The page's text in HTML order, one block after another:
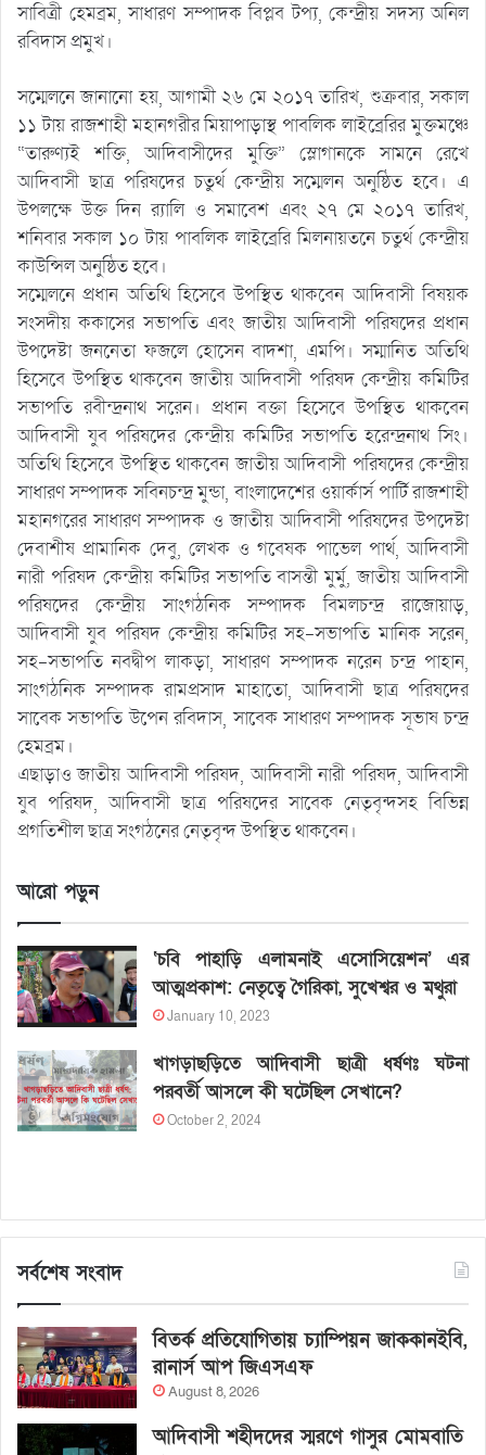
সাবিত্রী হেমব্রম, সাধারণ সম্পাদক বিপ্লব টপ্য, কেন্দ্রীয় সদস্য অনিল
রবিদাস প্রমুখ।
সম্মেলনে জানানো হয়, আগামী ২৬ মে ২০১৭ তারিখ, শুক্রবার, সকাল
১১ টায় রাজশাহী মহানগরীর মিয়াপাড়াস্থ পাবলিক লাইব্রেরির মুক্তমঞ্চে
“তারুণ্যই শক্তি, আদিবাসীদের মুক্তি” স্লোগানকে সামনে রেখে
আদিবাসী ছাত্র পরিষদের চতুর্থ কেন্দ্রীয় সম্মেলন অনুষ্ঠিত হবে। এ
উপলক্ষে উক্ত দিন র‌্যালি ও সমাবেশ এবং ২৭ মে ২০১৭ তারিখ,
শনিবার সকাল ১০ টায় পাবলিক লাইব্রেরি মিলনায়তনে চতুর্থ কেন্দ্রীয়
কাউন্সিল অনুষ্ঠিত হবে।
সম্মেলনে প্রধান অতিথি হিসেবে উপস্থিত থাকবেন আদিবাসী বিষয়ক
সংসদীয় ককাসের সভাপতি এবং জাতীয় আদিবাসী পরিষদের প্রধান
উপদেষ্টা জননেতা ফজলে হোসেন বাদশা, এমপি। সম্মানিত অতিথি
হিসেবে উপস্থিত থাকবেন জাতীয় আদিবাসী পরিষদ কেন্দ্রীয় কমিটির
সভাপতি রবীন্দ্রনাথ সরেন। প্রধান বক্তা হিসেবে উপস্থিত থাকবেন
আদিবাসী যুব পরিষদের কেন্দ্রীয় কমিটির সভাপতি হরেন্দ্রনাথ সিং।
অতিথি হিসেবে উপস্থিত থাকবেন জাতীয় আদিবাসী পরিষদের কেন্দ্রীয়
সাধারণ সম্পাদক সবিনচন্দ্র মুন্ডা, বাংলাদেশের ওয়ার্কার্স পার্টি রাজশাহী
মহানগরের সাধারণ সম্পাদক ও জাতীয় আদিবাসী পরিষদের উপদেষ্টা
দেবাশীষ প্রামানিক দেবু, লেখক ও গবেষক পাভেল পার্থ, আদিবাসী
নারী পরিষদ কেন্দ্রীয় কমিটির সভাপতি বাসন্তী মুর্মু, জাতীয় আদিবাসী
পরিষদের কেন্দ্রীয় সাংগঠনিক সম্পাদক বিমলচন্দ্র রাজোয়াড়,
আদিবাসী যুব পরিষদ কেন্দ্রীয় কমিটির সহ-সভাপতি মানিক সরেন,
সহ-সভাপতি নবদ্বীপ লাকড়া, সাধারণ সম্পাদক নরেন চন্দ্র পাহান,
সাংগঠনিক সম্পাদক রামপ্রসাদ মাহাতো, আদিবাসী ছাত্র পরিষদের
সাবেক সভাপতি উপেন রবিদাস, সাবেক সাধারণ সম্পাদক সূভাষ চন্দ্র
হেমব্রম।
এছাড়াও জাতীয় আদিবাসী পরিষদ, আদিবাসী নারী পরিষদ, আদিবাসী
যুব পরিষদ, আদিবাসী ছাত্র পরিষদের সাবেক নেতৃবৃন্দসহ বিভিন্ন
প্রগতিশীল ছাত্র সংগঠনের নেতৃবৃন্দ উপস্থিত থাকবেন।
আরো পড়ুন
‘চবি পাহাড়ি এলামনাই এসোসিয়েশন’ এর
আত্মপ্রকাশ: নেতৃত্বে গৈরিকা, সুখেশ্বর ও মথুরা
January 10, 2023
খাগড়াছড়িতে আদিবাসী ছাত্রী ধর্ষণঃ ঘটনা
পরবর্তী আসলে কী ঘটেছিল সেখানে?
October 2, 2024
সর্বশেষ সংবাদ
বিতর্ক প্রতিযোগিতায় চ্যাম্পিয়ন জাককানইবি,
রানার্স আপ জিএসএফ
August 8, 2026
আদিবাসী শহীদদের স্মরণে গাসুর মোমবাতি